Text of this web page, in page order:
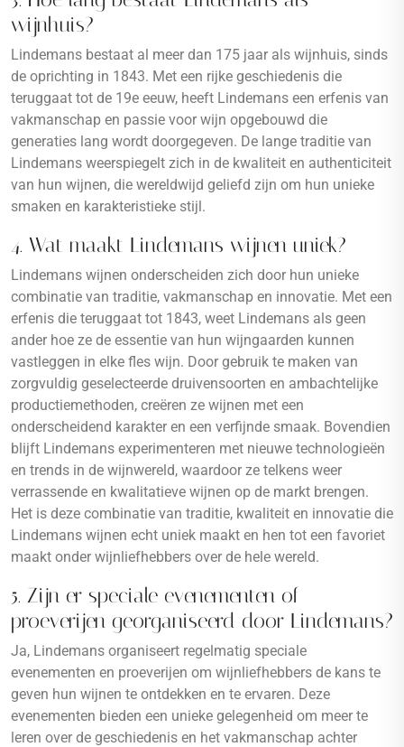
wijnhuis?
Lindemans bestaat al meer dan 175 jaar als wijnhuis, sinds
de oprichting in 1843. Met een rijke geschiedenis die
teruggaat tot de 19e eeuw, heeft Lindemans een erfenis van
vakmanschap en passie voor wijn opgebouwd die
generaties lang wordt doorgegeven. De lange traditie van
Lindemans weerspiegelt zich in de kwaliteit en authenticiteit
van hun wijnen, die wereldwijd geliefd zijn om hun unieke
smaken en karakteristieke stijl.
4. Wat maakt Lindemans wijnen uniek?
Lindemans wijnen onderscheiden zich door hun unieke
combinatie van traditie, vakmanschap en innovatie. Met een
erfenis die teruggaat tot 1843, weet Lindemans als geen
ander hoe ze de essentie van hun wijngaarden kunnen
vastleggen in elke fles wijn. Door gebruik te maken van
zorgvuldig geselecteerde druivensoorten en ambachtelijke
productiemethoden, creëren ze wijnen met een
onderscheidend karakter en een verfijnde smaak. Bovendien
blijft Lindemans experimenteren met nieuwe technologieën
en trends in de wijnwereld, waardoor ze telkens weer
verrassende en kwalitatieve wijnen op de markt brengen.
Het is deze combinatie van traditie, kwaliteit en innovatie die
Lindemans wijnen echt uniek maakt en hen tot een favoriet
maakt onder wijnliefhebbers over de hele wereld.
5. Zijn er speciale evenementen of
proeverijen georganiseerd door Lindemans?
Ja, Lindemans organiseert regelmatig speciale
evenementen en proeverijen om wijnliefhebbers de kans te
geven hun wijnen te ontdekken en te ervaren. Deze
evenementen bieden een unieke gelegenheid om meer te
leren over de geschiedenis en het vakmanschap achter